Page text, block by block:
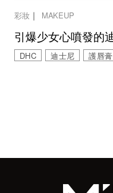
彩妝｜ MAKEUP
引爆少女心噴發的
DHC 迪士尼 護唇膏